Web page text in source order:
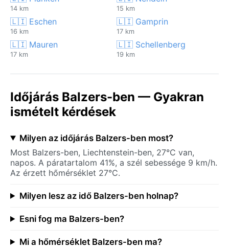
14 km 15 km
🇱🇮 Eschen
16 km
🇱🇮 Gamprin
17 km
🇱🇮 Mauren
17 km
🇱🇮 Schellenberg
19 km
Időjárás Balzers-ben — Gyakran
ismételt kérdések
Milyen az időjárás Balzers-ben most?
Most Balzers-ben, Liechtenstein-ben, 27°C van,
napos. A páratartalom 41%, a szél sebessége 9 km/h.
Az érzett hőmérséklet 27°C.
Milyen lesz az idő Balzers-ben holnap?
Esni fog ma Balzers-ben?
Mi a hőmérséklet Balzers-ben ma?